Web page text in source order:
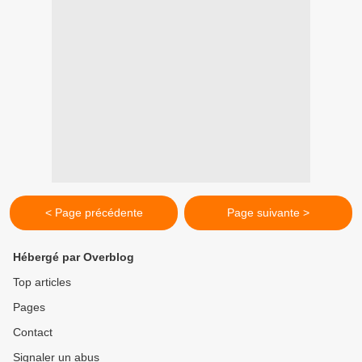
< Page précédente Page suivante >
Hébergé par Overblog
Top articles
Pages
Contact
Signaler un abus